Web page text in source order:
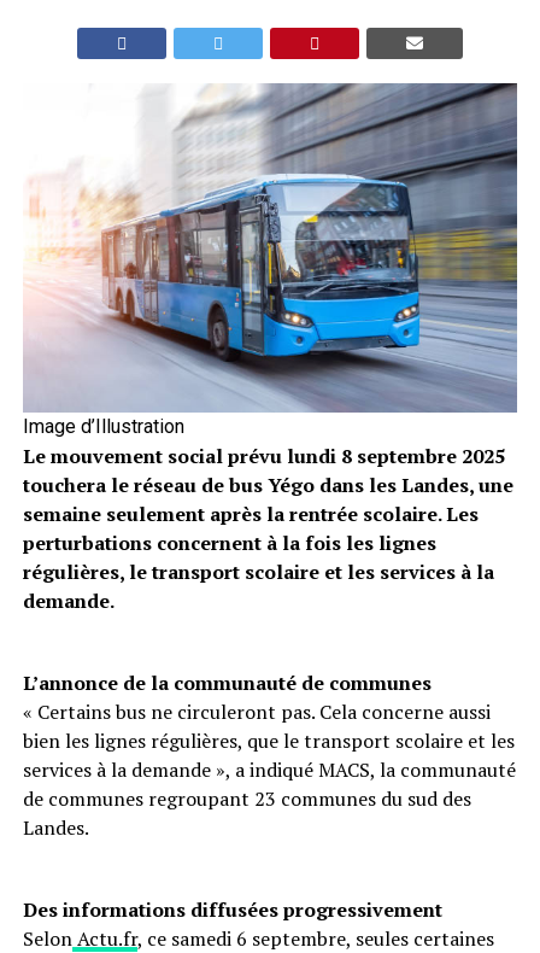
Image d’Illustration
Le mouvement social prévu lundi 8 septembre 2025
touchera le réseau de bus Yégo dans les Landes, une
semaine seulement après la rentrée scolaire. Les
perturbations concernent à la fois les lignes
régulières, le transport scolaire et les services à la
demande.
L’annonce de la communauté de communes
« Certains bus ne circuleront pas. Cela concerne aussi
bien les lignes régulières, que le transport scolaire et les
services à la demande », a indiqué MACS, la communauté
de communes regroupant 23 communes du sud des
Landes.
Des informations diffusées progressivement
SelonActu.fr, ce samedi 6 septembre, seules certaines